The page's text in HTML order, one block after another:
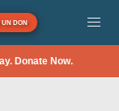
UN DON
Donate Now.